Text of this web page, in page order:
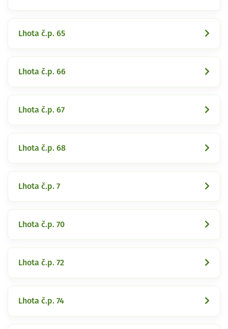
Lhota č.p. 65
Lhota č.p. 66
Lhota č.p. 67
Lhota č.p. 68
Lhota č.p. 7
Lhota č.p. 70
Lhota č.p. 72
Lhota č.p. 74